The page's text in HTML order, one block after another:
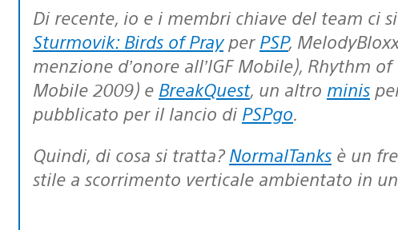
Di recente, io e i membri chiave del team ci
Sturmovik: Birds of Prayper PSP,
menzione d’onore all’IGF Mobile), Rhythm of
Mobile 2009) e BreakQuest, un altro minis
pubblicato per il lancio di PSPgo.
Quindi, di cosa si tratta?NormalTanks è un
stile a scorrimento verticale ambientato in